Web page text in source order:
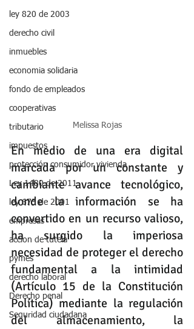
ley 820 de 2003
derecho civil
inmuebles
economia solidaria
fondo de empleados
cooperativas
tributario
impuestos
protección consumidor vivienda
Ley 1480 de 2011
ley 675 de 2001
empresas
accion de tutela
pymes
derecho laboral
Derecho penal
Seguridad ciudadana
Melissa Rojas
En medio de una era digital
marcada por un constante y
cambiante avance tecnológico,
donde la información se ha
convertido en un recurso valioso,
ha surgido la imperiosa
necesidad de proteger el derecho
fundamental a la intimidad
(Artículo 15 de la Constitución
Política) mediante la regulación
del almacenamiento, la